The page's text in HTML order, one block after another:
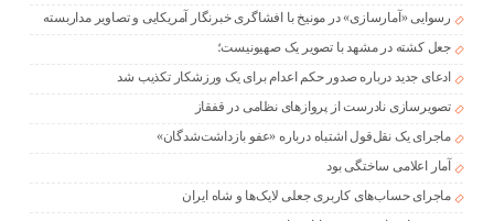
رسوایی «آمارسازی» در مونیخ با افشاگری خبرنگار آمریکایی و تصاویر مداربسته
جعل کشته در مشهد با تصویر یک صهیونیست؛
ادعای جدید درباره صدور حکم اعدام برای یک ورزشکار تکذیب شد
تصویرسازی نادرست از پروازهای نظامی در قفقاز
ماجرای یک نقل‌قول اشتباه درباره «عفو بازداشت‌شدگان»
آمار اعلامی ساختگی بود
ماجرای حساب‌های کاربری جعلی لایک‌ها و شاه ایران